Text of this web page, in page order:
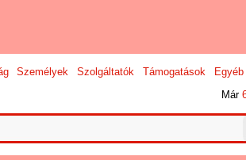
Személyek Szolgáltatók Támogatások
Egyéb
Már